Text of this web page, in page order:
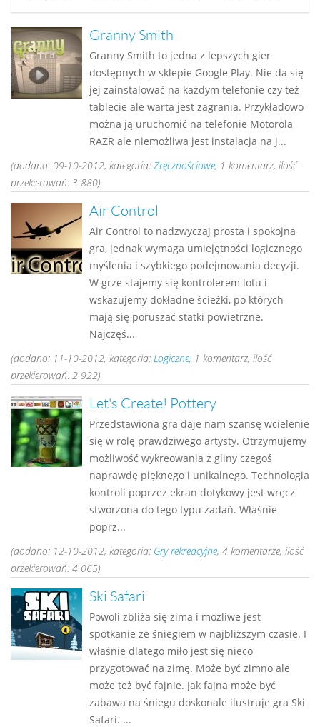
Granny Smith
Granny Smith to jedna z lepszych gier
dostępnych w sklepie Google Play. Nie da się
jej zainstalować na każdym telefonie czy też
tablecie ale warta jest zagrania. Przykładowo
można ją uruchomić na telefonie Motorola
RAZR ale niemożliwa jest instalacja na j...
(dodano: 09-10-2012, kategoria: Zręcznościowe, 1 komentarz, ilość
przekierowań: 3 880)
Air Control
Air Control to nadzwyczaj prosta i spokojna
gra, jednak wymaga umiejętności logicznego
myślenia i szybkiego podejmowania decyzji.
W grze stajemy się kontrolerem lotu i
wskazujemy dokładne ścieżki, po których
mają się poruszać statki powietrzne.
Najczęś...
(dodano: 11-10-2012, kategoria: Logiczne, 1 komentarz, ilość
przekierowań: 2 922)
Let's Create! Pottery
Przedstawiona gra daje nam szansę wcielenie
się w rolę prawdziwego artysty. Otrzymujemy
możliwość wykreowania z gliny czegoś
naprawdę pięknego i unikalnego. Technologia
kontroli poprzez ekran dotykowy jest wręcz
stworzona do tego typu zadań. Właśnie
poprz...
(dodano: 12-10-2012, kategoria: Gry rekreacyjne, 4 komentarze, ilość
przekierowań: 4 065)
Ski Safari
Powoli zbliża się zima i możliwe jest
spotkanie ze śniegiem w najbliższym czasie. I
właśnie dlatego miło jest się nieco
przygotować na zimę. Może być zimno ale
może też być fajnie. Jak fajna może być
zabawa na śniegu doskonale ilustruje gra Ski
Safari. ...